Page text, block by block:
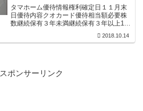
報。
タマホーム優待情報権利確定日１１月末
日優待内容クオカード優待相当額必要株
数継続保有３年未満継続保有３年以上100
（端株）端株を３年以上継続保有。権利
2018.10.14
スポンサーリンク